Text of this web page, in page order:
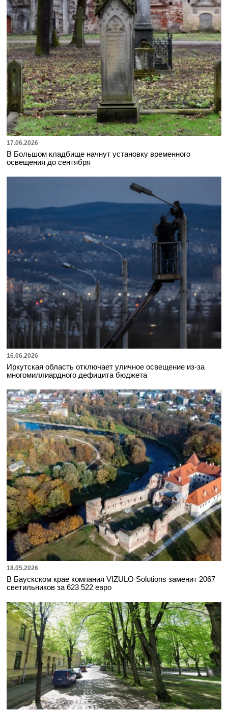
17.06.2026
В Большом кладбище начнут установку временного
освещения до сентября
16.06.2026
Иркутская область отключает уличное освещение из-за
многомиллиардного дефицита бюджета
18.05.2026
В Баускском крае компания VIZULO Solutions заменит 2067
светильников за 623 522 евро